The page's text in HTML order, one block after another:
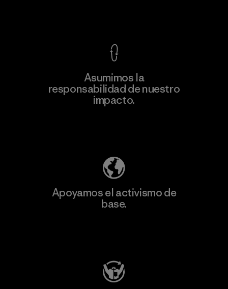
información
Asumimos la
responsabilidad de nuestro
impacto.
Apoyamos el activismo de
base.